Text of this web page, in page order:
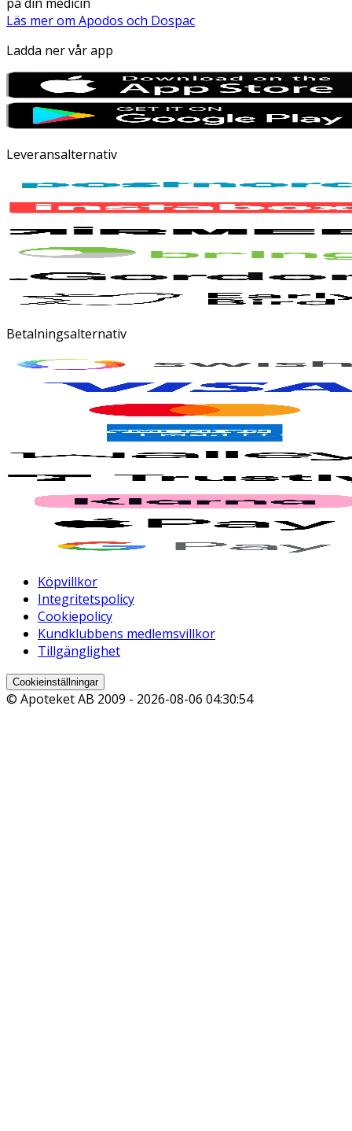
Läs mer om Apodos och Dospac
Ladda ner vår app
Leveransalternativ
Betalningsalternativ
Köpvillkor
Integritetspolicy
Cookiepolicy
Kundklubbens medlemsvillkor
Tillgänglighet
Cookieinställningar
© Apoteket AB 2009 - 2026-08-06 04:30:54